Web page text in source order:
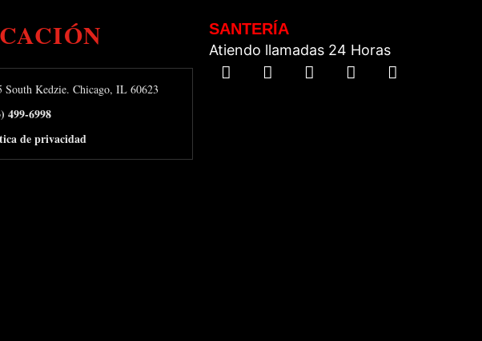
South Kedzie. Chicago, IL 60623
499-6998
de privacidad
SANTERÍA
Atiendo llamadas 24 Horas